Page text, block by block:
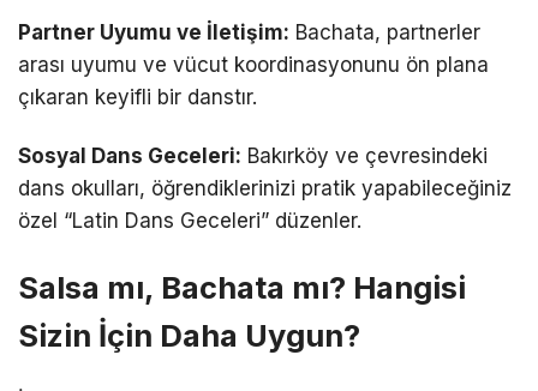
Partner Uyumu ve İletişim: Bachata, partnerler
arası uyumu ve vücut koordinasyonunu ön plana
çıkaran keyifli bir danstır.
Sosyal Dans Geceleri: Bakırköy ve çevresindeki
dans okulları, öğrendiklerinizi pratik yapabileceğiniz
özel “Latin Dans Geceleri” düzenler.
Salsa mı, Bachata mı? Hangisi
Sizin İçin Daha Uygun?